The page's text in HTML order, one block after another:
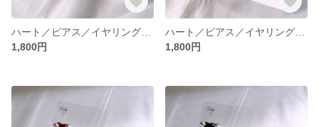
1,800円
1,800円